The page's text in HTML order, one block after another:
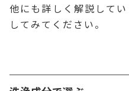
他にも詳しく解説して
してみてください。